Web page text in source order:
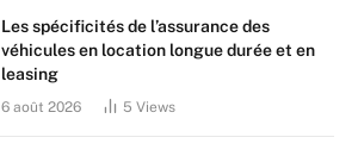
Les spécificités de l’assurance des
véhicules en location longue durée et en
leasing
6 août 2026 5 Views